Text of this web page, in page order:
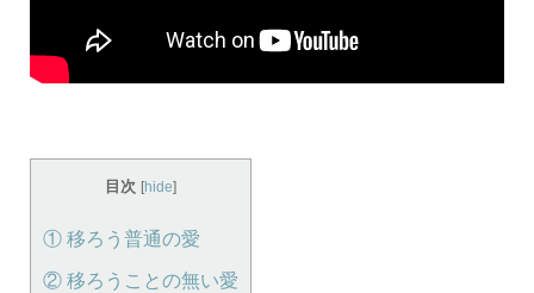
目次 [hide]
① 移ろう普通の愛
② 移ろうことの無い愛